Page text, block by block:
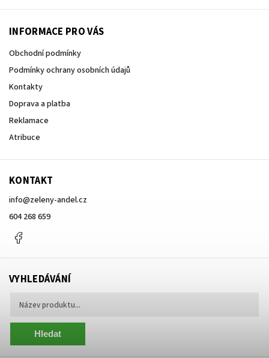
INFORMACE PRO VÁS
Obchodní podmínky
Podmínky ochrany osobních údajů
Kontakty
Doprava a platba
Reklamace
Atribuce
KONTAKT
info@zeleny-andel.cz
604 268 659
VYHLEDÁVÁNÍ
Hledat